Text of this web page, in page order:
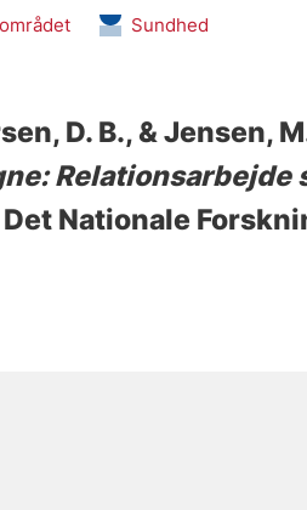
Sundhed
D. B., & Jensen,
Relationsarbejde
Det Nationale